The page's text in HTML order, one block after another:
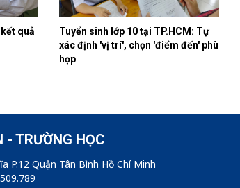
quả
Tuyển sinh lớp 10 tại TP.HCM: Tự
xác định 'vị trí', chọn 'điểm đến' phù
hợp
- TRƯỜNG HỌC
P.12 Quận Tân Bình Hồ Chí Minh